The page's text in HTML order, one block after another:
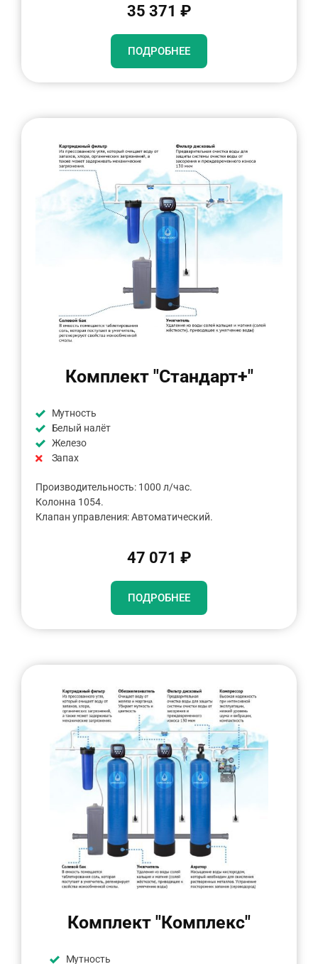
35 371 ₽
ПОДРОБНЕЕ
Комплект "Стандарт+"
Мутность
Белый налёт
Железо
Запах
Производительность: 1000 л/час.
Колонна 1054.
Клапан управления: Автоматический.
47 071 ₽
ПОДРОБНЕЕ
Комплект "Комплекс"
Мутность